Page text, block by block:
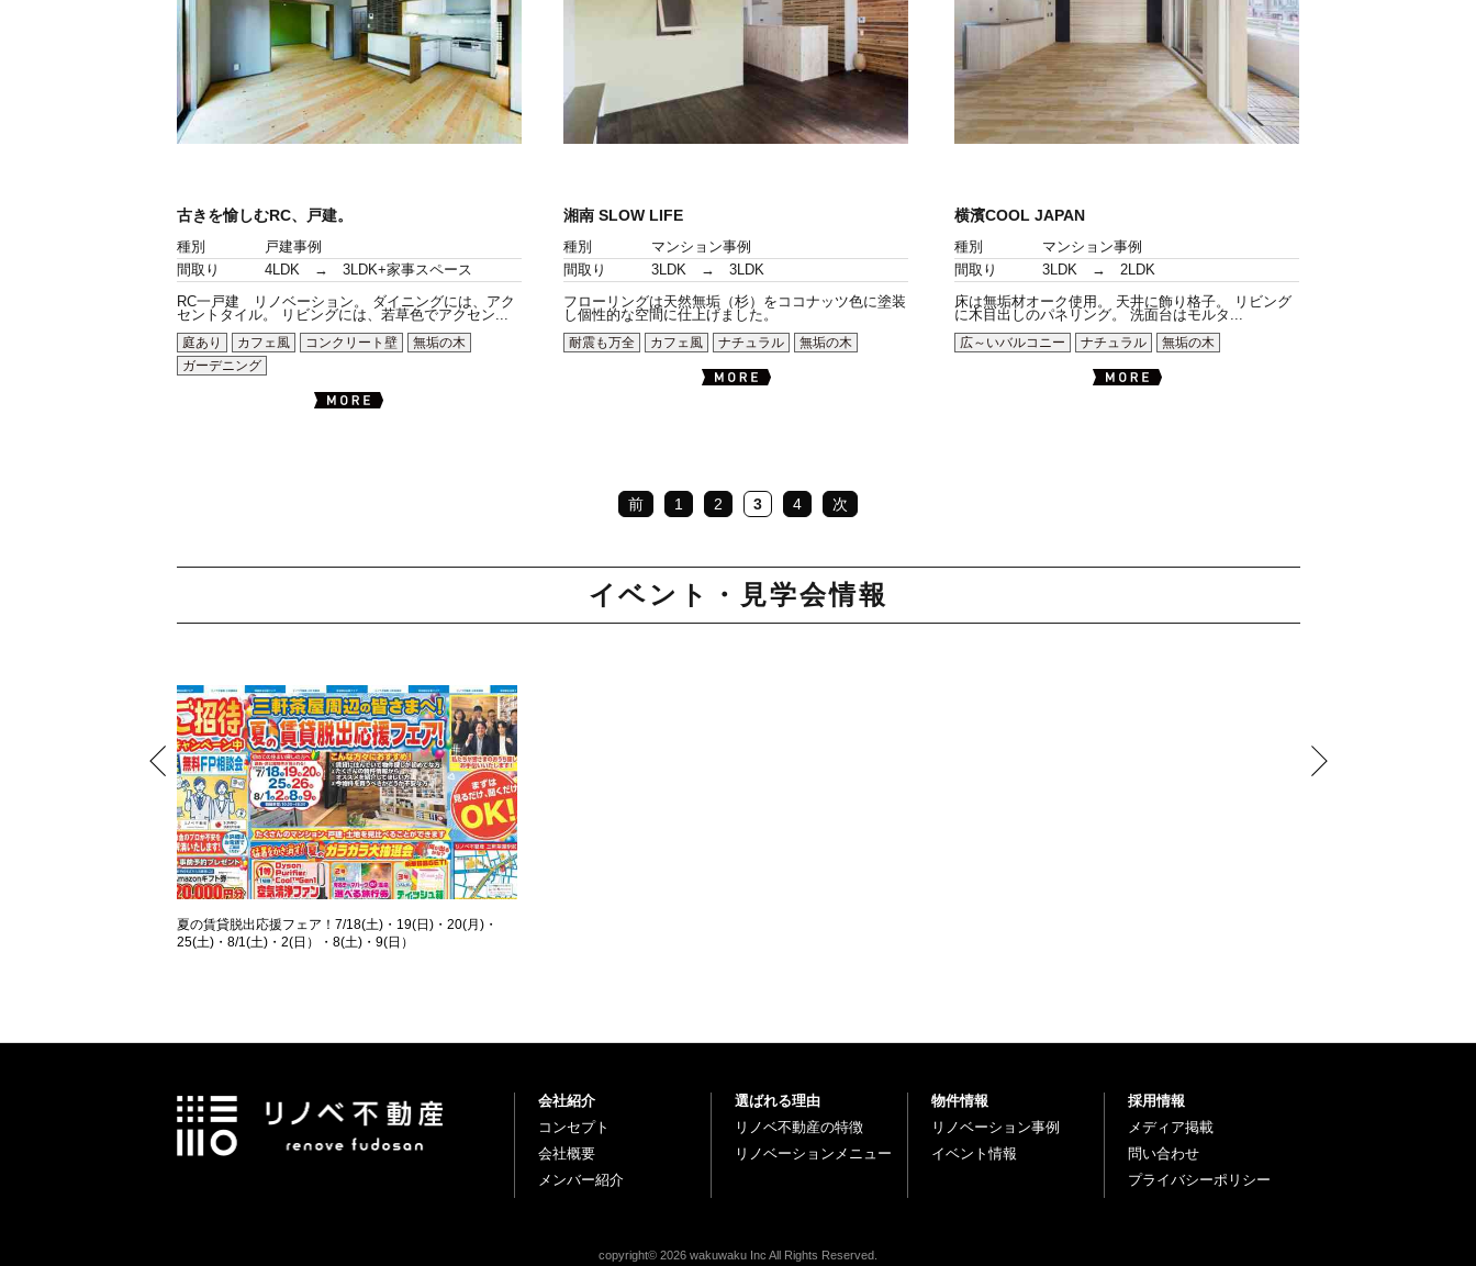
古きを愉しむRC、戸建。
種別
戸建事例
間取り
4LDK → 3LDK+家事スペース
RC一戸建 リノベーション。 ダイニングには、アク
セントタイル。 リビングには、若草色でアクセン...
庭あり
カフェ風 コンクリート壁
無垢の木
ガーデニング
湘南 SLOW LIFE
種別
マンション事例
間取り
3LDK → 3LDK
フローリングは天然無垢（杉）をココナッツ色に塗装
し個性的な空間に仕上げました。
耐震も万全
カフェ風 ナチュラル 無垢の木
横濱COOL JAPAN
種別
マンション事例
間取り
3LDK → 2LDK
床は無垢材オーク使用。 天井に飾り格子。 リビング
に木目出しのパネリング。 洗面台はモルタ...
広～いバルコニー
ナチュラル 無垢の木
前 1 2 3 4 次
イベント・見学会情報
夏の賃貸脱出応援フェア！7/18(土)・19(日)・20(月)・
25(土)・8/1(土)・2(日）・8(土)・9(日）
会社紹介
コンセプト
会社概要
メンバー紹介
選ばれる理由
リノベ不動産の特徴
リノベーションメニュー
物件情報
リノベーション事例
イベント情報
採用情報
メディア掲載
問い合わせ
プライバシーポリシー
copyright© 2026 wakuwaku Inc All Rights Reserved.